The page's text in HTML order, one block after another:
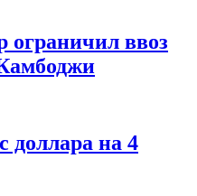
ограничил ввоз
доллара на 4